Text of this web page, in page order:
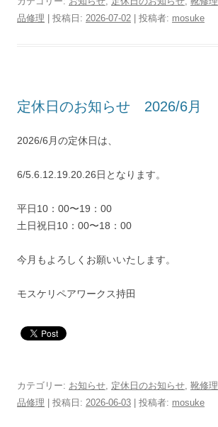
品修理 | 投稿日: 2026-07-02 | 投稿者: mosuke
定休日のお知らせ 2026/6月
2026/6月の定休日は、
6/5.6.12.19.20.26日となります。
平日10：00〜19：00
土日祝日10：00〜18：00
今月もよろしくお願いいたします。
モスケリペアワークス持田
カテゴリー: お知らせ 定休日のお知らせ 靴修理
品修理 | 投稿日: 2026-06-03 | 投稿者: mosuke